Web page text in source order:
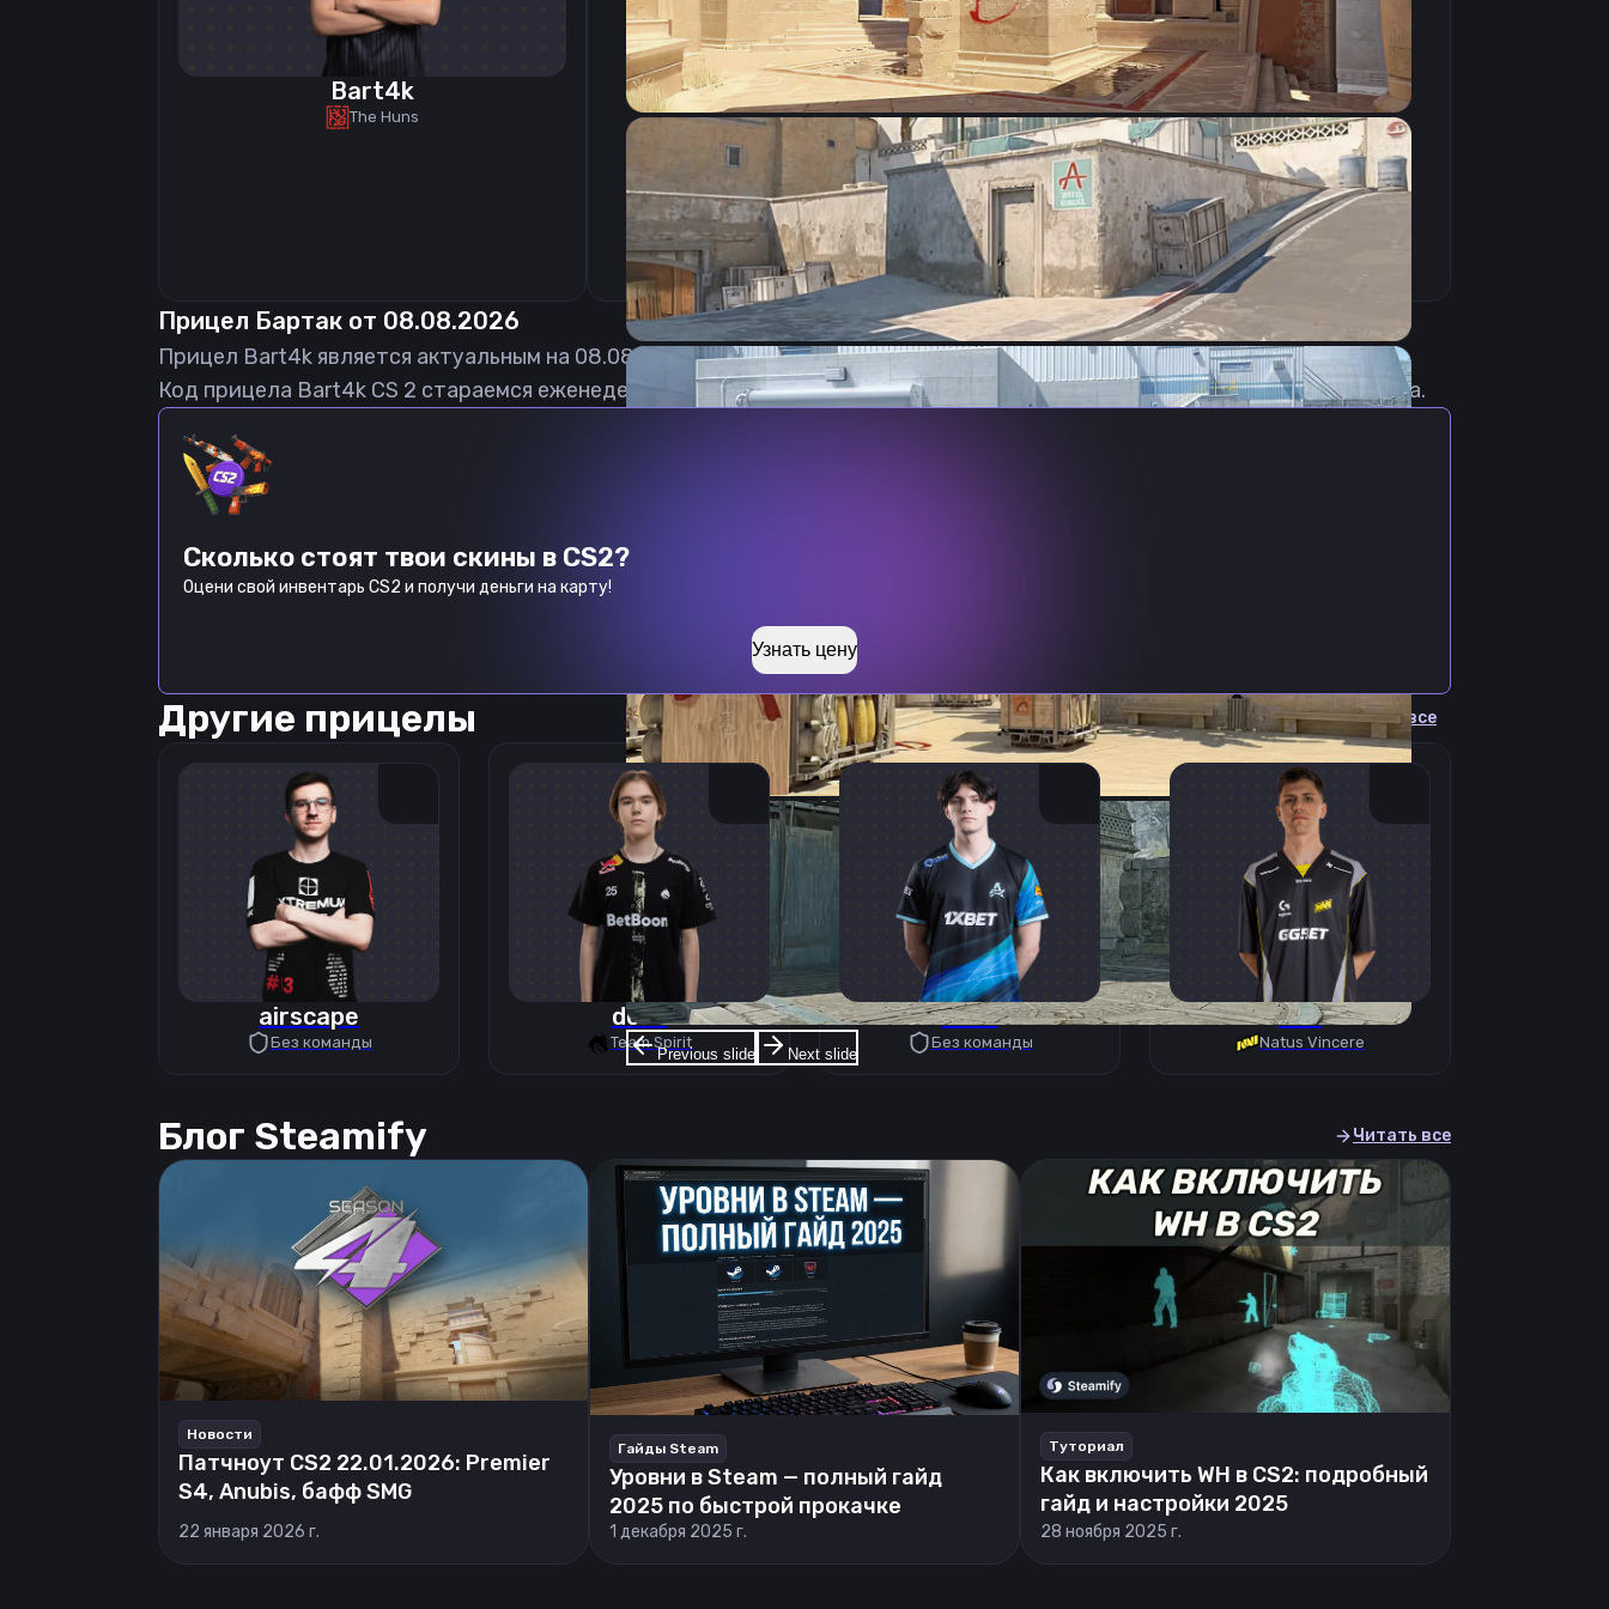
Bart4k
The Huns
Previous slide Next slide
CSGO-vYccL-riWdM-Z6U8n-aGbC3-YnW5F
Скопировать
Прицел Бартак от 08.08.2026
Прицел Bart4k является актуальным на 08.08.2026
Код прицела Bart4k CS 2 стараемся еженедельно обновлять, чтобы вы могли играть с актуальными настройками игрока.
Сколько стоят твои скины в CS2?
Оцени свой инвентарь CS2 и получи деньги на карту!
Узнать цену
Другие прицелы Cмотреть все
airscape
Без команды
donk
Team Spirit
deko
Без команды
B1T
Natus Vincere
Блог Steamify Читать все
Новости
Патчноут CS2 22.01.2026: Premier
S4, Anubis, бафф SMG
22 января 2026 г.
Гайды Steam
Уровни в Steam — полный гайд
2025 по быстрой прокачке
1 декабря 2025 г.
Туториал
Как включить WH в CS2: подробный
гайд и настройки 2025
28 ноября 2025 г.